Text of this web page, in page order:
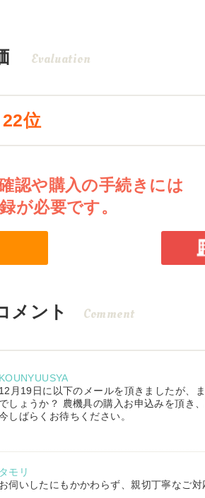
Evaluation
22位
認や購入の手続きには
が必要です。
メント Comment
月19日に以下のメールを頂きましたが、
しょうか？ 農機具の購入お申込みを頂き
しばらくお待ちください。
モリ
伺いしたにもかかわらず、親切丁寧なご